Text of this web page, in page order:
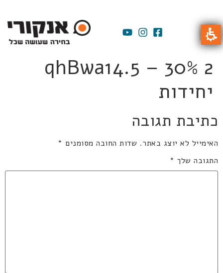
qhBwa14.5 – 30% 2
יחידות
כתיבת תגובה
האימייל לא יוצג באתר. שדות החובה מסומנים *
התגובה שלך *